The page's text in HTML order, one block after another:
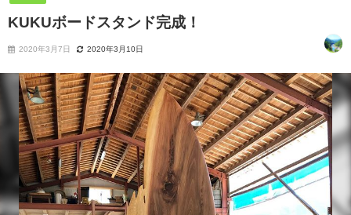
KUKUボードスタンド完成！
2020年3月7日 2020年3月10日